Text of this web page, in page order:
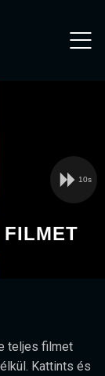
10s
teljes filmet
Kattints és